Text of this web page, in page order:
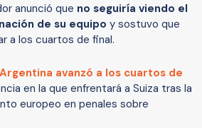
anunció que no seguiría viendo el
de su equipo y sostuvo que
a los cuartos de final.
Argentina avanzó a los cuartos de
en la que enfrentará a Suiza tras la
europeo en penales sobre